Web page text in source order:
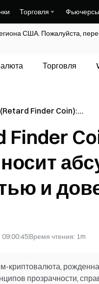
Торговля Фьючерсы
США. Пожалуйста,
Торговля
(Retard Finder Coin):
веселье с
и доверием
Finder
и
Время чтения: 1m
криптовалюта,
прозрачности,